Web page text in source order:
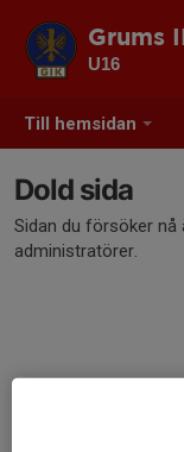
Till hemsidan
Grums
U16
Dold sida
Sidan du försöker nå
administratörer.